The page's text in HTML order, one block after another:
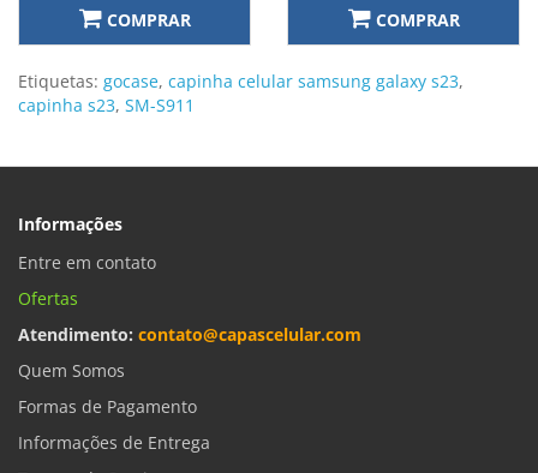
COMPRAR COMPRAR
Etiquetas: gocase, capinha celular samsung galaxy s23,
capinha s23, SM-S911
Informações
Entre em contato
Ofertas
Atendimento: contato@capascelular.com
Quem Somos
Formas de Pagamento
Informações de Entrega